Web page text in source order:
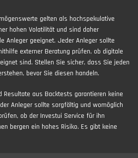
gelten als hochspekulative
hohen Volatilität und sind daher
Anleger geeignet. Jeder Anleger sollte
externer Beratung prüfen, ob digitale
sind. Stellen Sie sicher, dass Sie jeden
bevor Sie diesen handeln.
Resultate aus Backtests garantieren keine
Anleger sollte sorgfältig und womöglich
ob der Investui Service für ihn
bergen ein hohes Risiko. Es gibt keine